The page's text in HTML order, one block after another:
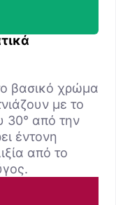
βασικό χρώμα
με το
30° από την
έντονη
από το